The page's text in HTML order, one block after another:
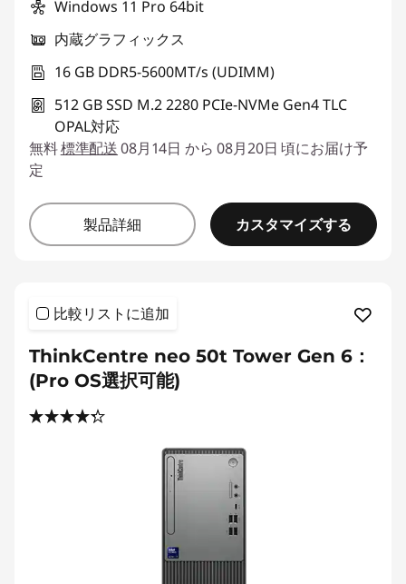
Windows 11 Pro 64bit
内蔵グラフィックス
16 GB DDR5-5600MT/s (UDIMM)
512 GB SSD M.2 2280 PCIe-NVMe Gen4 TLC
OPAL対応
無料標準配送08月14日 から 08月20日 頃にお届け予
定
製品詳細 カスタマイズする
比較リストに追加
ThinkCentre neo 50t Tower Gen 6：
(Pro OS選択可能)